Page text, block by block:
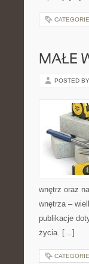
MAŁE
POSTED
wnętrz oraz
wnętrza –
publikacje
życia. […]